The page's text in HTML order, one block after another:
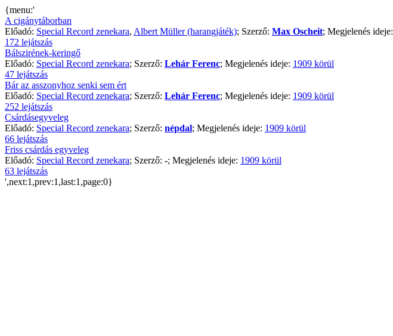
{menu:'
A cigánytáborban
Előadó: Special Record zenekara, Albert Müller (harangjáték); Szerző: Max Oscheit; Megjelenés ideje:
172 lejátszás
Bálszirének-keringő
Előadó: Special Record zenekara; Szerző: Lehár Ferenc; Megjelenés ideje: 1909 körül
47 lejátszás
Bár az asszonyhoz senki sem ért
Előadó: Special Record zenekara; Szerző: Lehár Ferenc; Megjelenés ideje: 1909 körül
252 lejátszás
Csárdásegyveleg
Előadó: Special Record zenekara; Szerző: népdal; Megjelenés ideje: 1909 körül
66 lejátszás
Friss csárdás egyveleg
Előadó: Special Record zenekara; Szerző: -; Megjelenés ideje: 1909 körül
63 lejátszás
',next:1,prev:1,last:1,page:0}